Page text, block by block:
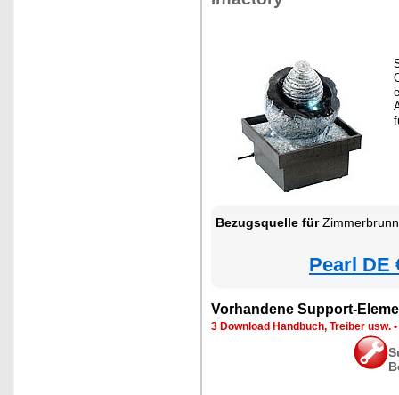
Bezugsquelle für
Pearl DE
Vorhandene Support-
3 Download Handbuch, Treiber usw. •